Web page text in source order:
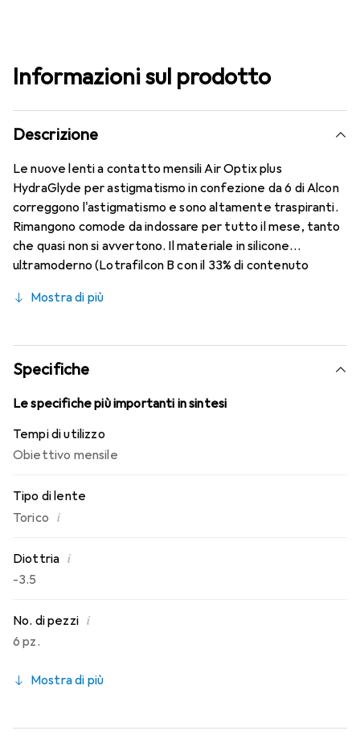
Informazioni sul prodotto
Descrizione
Le nuove lenti a contatto mensili Air Optix plus
HydraGlyde per astigmatismo in confezione da 6 di Alcon
correggono l'astigmatismo e sono altamente traspiranti.
Rimangono comode da indossare per tutto il mese, tanto
che quasi non si avvertono. Il materiale in silicone
ultramoderno (Lotrafilcon B con il 33% di contenuto
Moisture Matrix e la nota tecnologia SmartShield,
conosci. Comfort e assenza di fastidi durante tutto il
giorno con queste lenti mensili.
Mostra di più
Specifiche
Le specifiche più importanti in sintesi
Tempi di utilizzo
Obiettivo mensile
Tipo di lente
Torico i
Diottria i
-3.5
No. di pezzi i
6 pz.
Mostra di più